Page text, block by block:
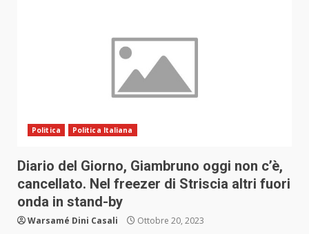
Politica Politica Italiana
Diario del Giorno, Giambruno oggi non c’è,
cancellato. Nel freezer di Striscia altri fuori
onda in stand-by
Warsamé Dini Casali Ottobre 20, 2023